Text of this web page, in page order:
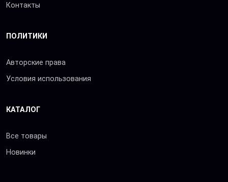
Контакты
ПОЛИТИКИ
Авторские права
Условия использования
КАТАЛОГ
Все товары
Новинки